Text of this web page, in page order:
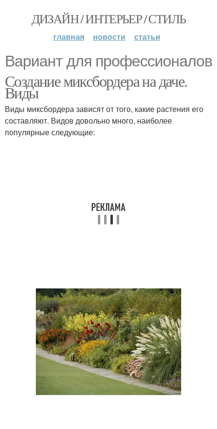
ДИЗАЙН / ИНТЕРЬЕР / СТИЛЬ
главная новости статьи
Вариант для профессионалов
Создание миксбордера на даче.
Виды
Виды миксбордера зависят от того, какие растения его
составляют. Видов довольно много, наиболее
популярные следующие: